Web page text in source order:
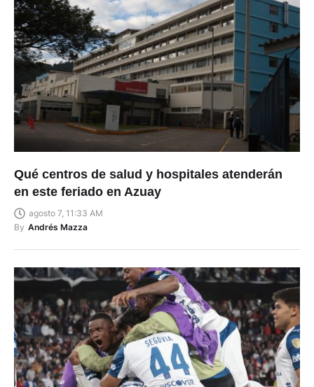
Qué centros de salud y hospitales atenderán
en este feriado en Azuay
agosto 7, 11:33 AM
By Andrés Mazza